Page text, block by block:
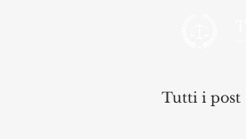
Tutti i post